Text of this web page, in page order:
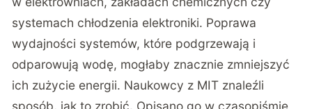
systemach chłodzenia elektroniki. Poprawa
wydajności systemów, które podgrzewają i
odparowują wodę, mogłaby znacznie zmniejszyć
ich zużycie energii. Naukowcy z MIT znaleźli
sposób, jak to zrobić. Opisano go w czasopiśmie